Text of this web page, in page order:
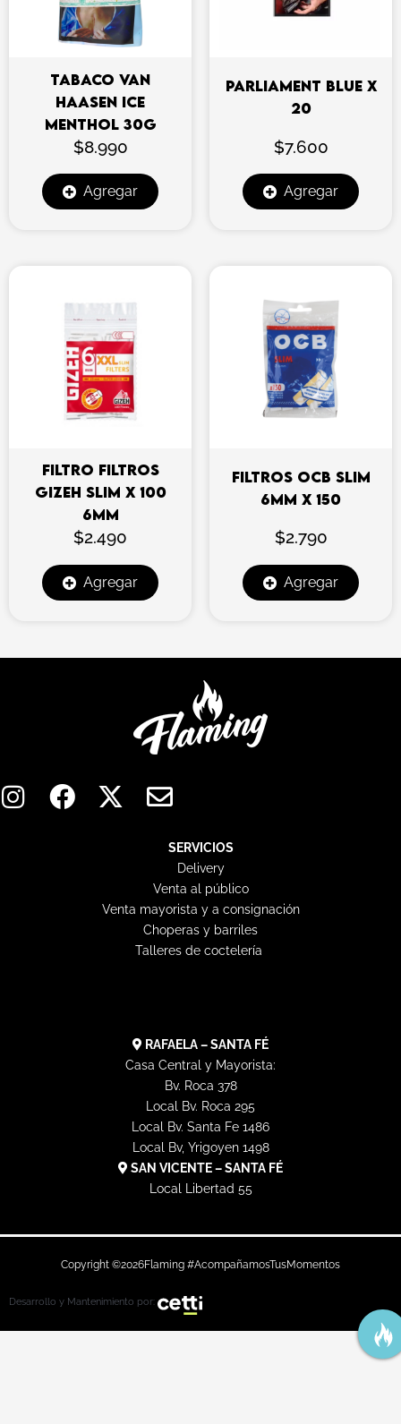
TABACO VAN
HAASEN ICE
MENTHOL 30G
$8.990
Agregar
PARLIAMENT BLUE X
20
$7.600
Agregar
FILTRO FILTROS
GIZEH SLIM X 100
6MM
$2.490
Agregar
FILTROS OCB SLIM
6MM X 150
$2.790
Agregar
n
a
-
t
n
e
l
o
p
e
SERVICIOS
Delivery
Venta al público
Venta mayorista y a consignación
Choperas y barriles
Talleres de coctelería
RAFAELA – SANTA FÉ
Casa Central y Mayorista:
Bv. Roca 378
Local Bv. Roca 295
Local Bv. Santa Fe 1486
Local Bv, Yrigoyen 1498
SAN VICENTE – SANTA FÉ
Local Libertad 55
Copyright ©2026Flaming #AcompañamosTusMomentos
Desarrollo y Mantenimiento por: